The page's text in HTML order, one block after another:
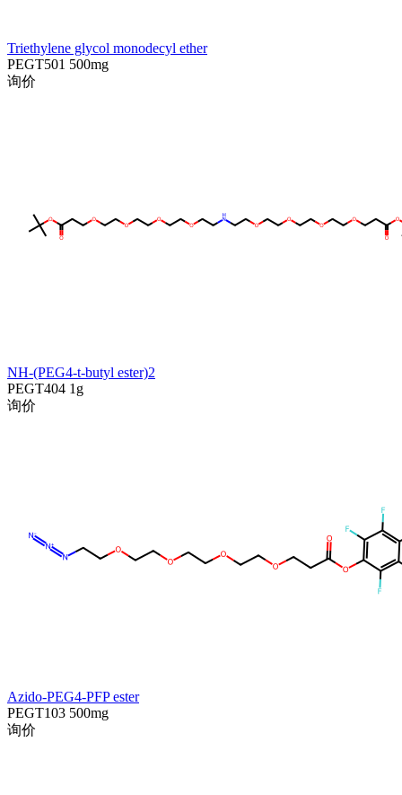
Triethylene glycol monodecyl ether
PEGT501 500mg
询价
NH-(PEG4-t-butyl ester)2
PEGT404 1g
询价
Azido-PEG4-PFP ester
PEGT103 500mg
询价